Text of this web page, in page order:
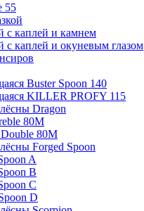
55
с каплей и камнем
с каплей и окуневым глазом
Buster Spoon 140
KILLER PROFY 115
Dragon
80M
80M
Forged Spoon
A
B
C
D